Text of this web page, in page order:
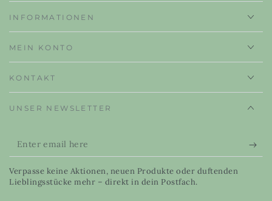
INFORMATIONEN
MEIN KONTO
KONTAKT
UNSER NEWSLETTER
Enter
email
here
Verpasse keine Aktionen, neuen Produkte oder duftenden
Lieblingsstücke mehr – direkt in dein Postfach.